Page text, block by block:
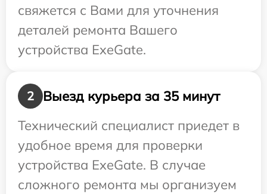
свяжется с Вами для уточнения
деталей ремонта Вашего
устройства ExeGate.
2
Выезд курьера за 35 минут
Технический специалист приедет в
удобное время для проверки
устройства ExeGate. В случае
сложного ремонта мы организуем